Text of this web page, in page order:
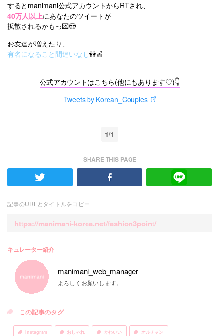
するとmanimani公式アカウントからRTされ、
40万人以上にあなたのツイートが
拡散されるかもっ💌😍
お友達が増えたり、
有名になること間違いなし👭🍎
公式アカウントはこちら(他にもあります♡)👇
Tweets by Korean_Couples
1/1
SHARE THIS PAGE
記事のURLとタイトルをコピー
https://manimani-korea.net/fashion3point/
キュレーター紹介
manimani_web_manager
よろしくお願いします。
この記事のタグ
Instagram おしゃれ かわいい オルチャン